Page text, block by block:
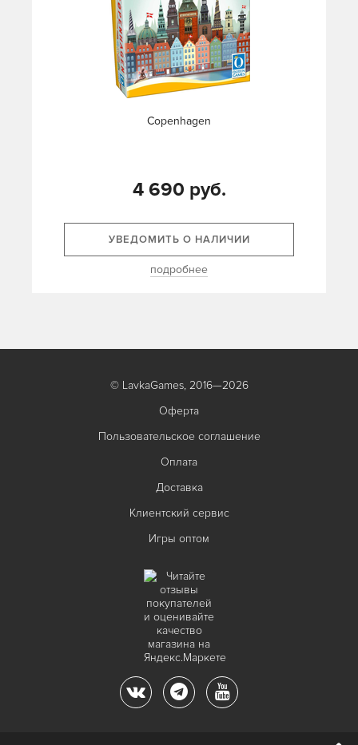
Copenhagen
4 690 руб.
УВЕДОМИТЬ О НАЛИЧИИ
подробнее
© LavkaGames, 2016—2026
Оферта
Пользовательское соглашение
Оплата
Доставка
Клиентский сервис
Игры оптом